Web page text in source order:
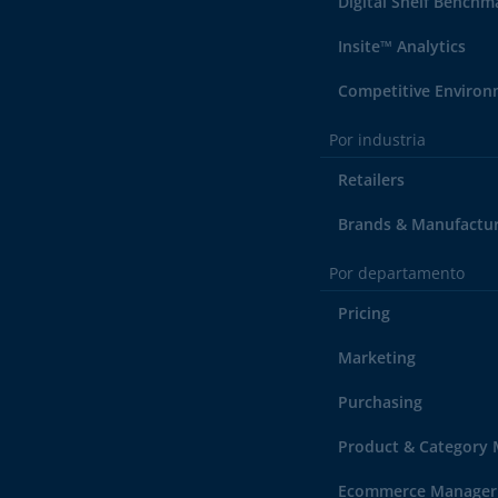
Insite™ Analytics
Competitive
Por industria
Retailers
Brands &
Por departamento
Pricing
Marketing
Purchasing
Product & Category
Ecommerce Manager